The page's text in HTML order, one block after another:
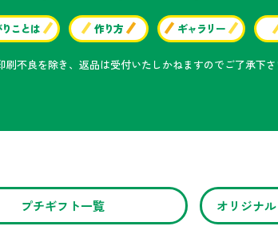
ことは 作り方 ギャラリー
刷不良を除き、返品は受付いたしかねますのでご了承下さ
プチギフト一覧 オリジナ